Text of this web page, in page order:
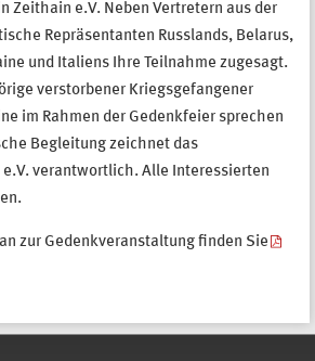
Zeithain e.V. Neben Vertretern aus der
Repräsentanten Russlands, Belarus,
und Italiens Ihre Teilnahme zugesagt.
verstorbener Kriegsgefangener
im Rahmen der Gedenkfeier sprechen
Begleitung zeichnet das
e.V. verantwortlich. Alle Interessierten
zur Gedenkveranstaltung finden Sie